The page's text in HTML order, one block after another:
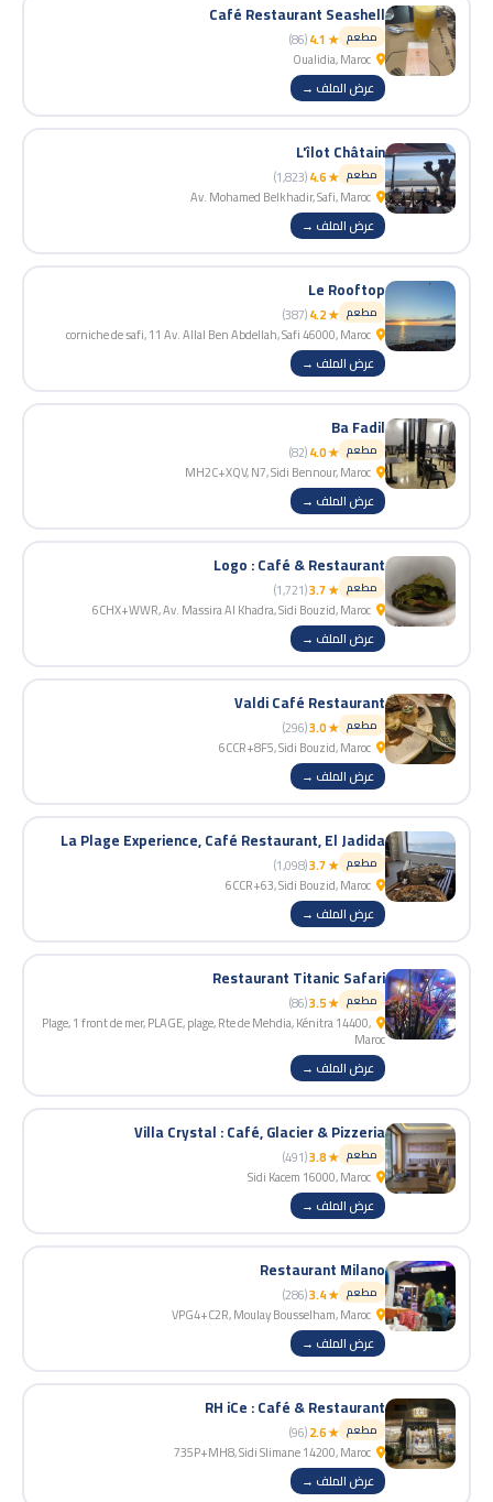
Café Restaurant Seashell
مطعم ★ 4.1
(86)
عرض الملف →
L'îlot Châtain
مطعم ★ 4.6
(1,823)
عرض الملف →
Le Rooftop
مطعم ★ 4.2
(387)
عرض الملف →
Ba Fadil
مطعم ★ 4.0
(82)
عرض الملف →
Logo : Café & Restaurant
مطعم ★ 3.7
(1,721)
عرض الملف →
Valdi Café Restaurant
مطعم ★ 3.0
(296)
عرض الملف →
La Plage Experience, Café Restaurant, El Jadida
مطعم ★ 3.7
(1,098)
عرض الملف →
Restaurant Titanic Safari
مطعم ★ 3.5
(86)
Plage, 1 front de mer, PLAGE, plage, Rte de Mehdia, Kénitra 14400,
Maroc
عرض الملف →
Villa Crystal : Café, Glacier & Pizzeria
مطعم ★ 3.8
(491)
عرض الملف →
Restaurant Milano
مطعم ★ 3.4
(286)
عرض الملف →
RH iCe : Café & Restaurant
مطعم ★ 2.6
(96)
عرض الملف →